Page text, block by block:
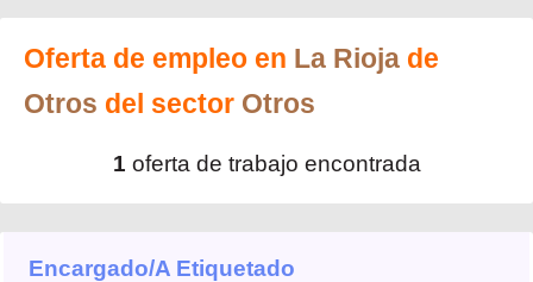
Oferta de empleo en La Rioja de
Otros del sector Otros
1 oferta de trabajo encontrada
Encargado/A Etiquetado